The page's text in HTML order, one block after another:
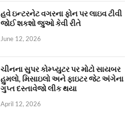
હવે ઇન્ટરનેટ વગરના ફોન પર લાઇવ ટીવી
જોઈ શકશો જુઓ કેવી રીતે
June 12, 2026
ચીનના સુપર કોમ્પ્યુટર પર મોટો સાયબર
હુમલો, મિસાઇલો અને ફાઇટર જેટ અંગેના
ગુપ્ત દસ્તાવેજો લીક થયા
April 12, 2026